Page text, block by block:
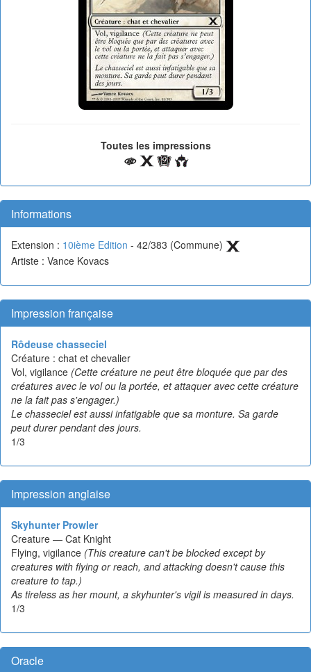
Toutes les impressions
Informations
Extension : 10ième Edition - 42/383 (Commune)
Artiste : Vance Kovacs
Impression française
Rôdeuse chasseciel
Créature : chat et chevalier
Vol, vigilance (Cette créature ne peut être bloquée que par des
créatures avec le vol ou la portée, et attaquer avec cette créature
ne la fait pas s'engager.)
Le chasseciel est aussi infatigable que sa monture. Sa garde
peut durer pendant des jours.
1/3
Impression anglaise
Skyhunter Prowler
Creature — Cat Knight
Flying, vigilance (This creature can't be blocked except by
creatures with flying or reach, and attacking doesn't cause this
creature to tap.)
As tireless as her mount, a skyhunter's vigil is measured in days.
1/3
Oracle